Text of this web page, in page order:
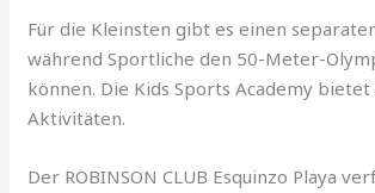
Für die Kleinsten gibt es einen
während Sportliche den 50-Meter-
können. Die Kids Sports Academy
Aktivitäten.
Der ROBINSON CLUB Esquinzo Playa